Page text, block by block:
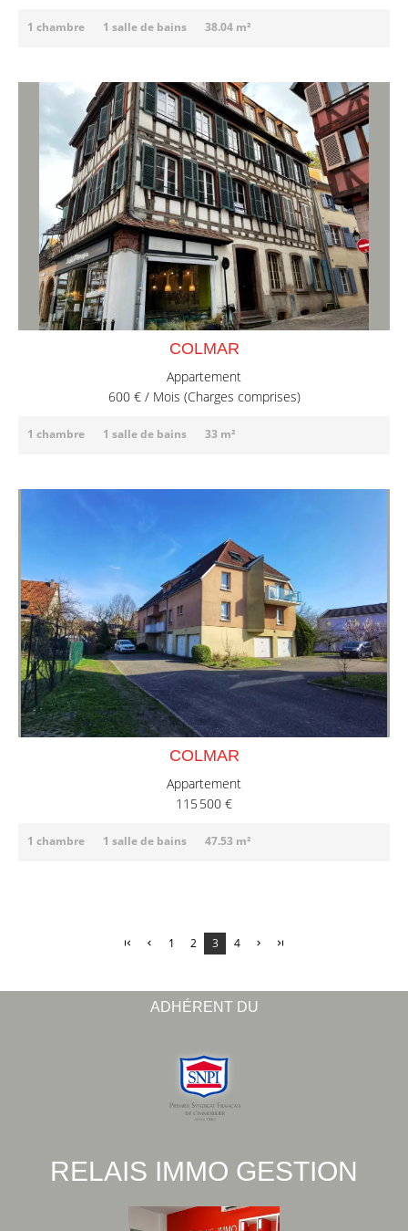
1 chambre 1 salle de bains 38.04 m²
COLMAR
Appartement
600 € / Mois (Charges comprises)
1 chambre 1 salle de bains 33 m²
COLMAR
Appartement
115 500 €
1 chambre 1 salle de bains 47.53 m²
1 2 3 4
ADHÉRENT DU
RELAIS IMMO GESTION